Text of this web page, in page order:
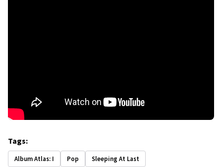
Tags:
Album Atlas: I Pop Sleeping At Last